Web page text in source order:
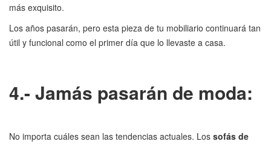
más exquisito.
Los años pasarán, pero esta pieza de tu mobiliario continuará tan
útil y funcional como el primer día que lo llevaste a casa.
4.- Jamás pasarán de moda:
No importa cuáles sean las tendencias actuales. Los sofás de